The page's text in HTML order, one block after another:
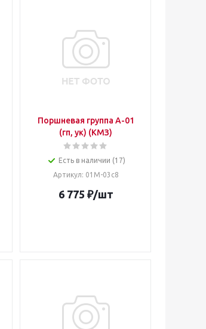
Поршневая группа А-01
(гп, ук) (КМЗ)
Есть в наличии (17)
Артикул: 01М-03с8
6 775 ₽/шт